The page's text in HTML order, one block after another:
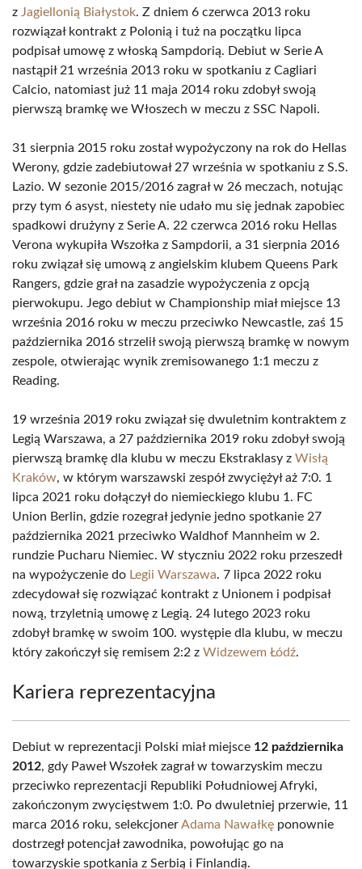
z Jagiellonią Białystok. Z dniem 6 czerwca 2013 roku
rozwiązał kontrakt z Polonią i tuż na początku lipca
podpisał umowę z włoską Sampdorią. Debiut w Serie A
nastąpił 21 września 2013 roku w spotkaniu z Cagliari
Calcio, natomiast już 11 maja 2014 roku zdobył swoją
pierwszą bramkę we Włoszech w meczu z SSC Napoli.
31 sierpnia 2015 roku został wypożyczony na rok do Hellas
Werony, gdzie zadebiutował 27 września w spotkaniu z S.S.
Lazio. W sezonie 2015/2016 zagrał w 26 meczach, notując
przy tym 6 asyst, niestety nie udało mu się jednak zapobiec
spadkowi drużyny z Serie A. 22 czerwca 2016 roku Hellas
Verona wykupiła Wszołka z Sampdorii, a 31 sierpnia 2016
roku związał się umową z angielskim klubem Queens Park
Rangers, gdzie grał na zasadzie wypożyczenia z opcją
pierwokupu. Jego debiut w Championship miał miejsce 13
września 2016 roku w meczu przeciwko Newcastle, zaś 15
października 2016 strzelił swoją pierwszą bramkę w nowym
zespole, otwierając wynik zremisowanego 1:1 meczu z
Reading.
19 września 2019 roku związał się dwuletnim kontraktem z
Legią Warszawa, a 27 października 2019 roku zdobył swoją
pierwszą bramkę dla klubu w meczu Ekstraklasy z Wisłą
Kraków, w którym warszawski zespół zwyciężył aż 7:0. 1
lipca 2021 roku dołączył do niemieckiego klubu 1. FC
Union Berlin, gdzie rozegrał jedynie jedno spotkanie 27
października 2021 przeciwko Waldhof Mannheim w 2.
rundzie Pucharu Niemiec. W styczniu 2022 roku przeszedł
na wypożyczenie do Legii Warszawa. 7 lipca 2022 roku
zdecydował się rozwiązać kontrakt z Unionem i podpisał
nową, trzyletnią umowę z Legią. 24 lutego 2023 roku
zdobył bramkę w swoim 100. występie dla klubu, w meczu
który zakończył się remisem 2:2 z Widzewem Łódź.
Kariera reprezentacyjna
Debiut w reprezentacji Polski miał miejsce 12 października
2012, gdy Paweł Wszołek zagrał w towarzyskim meczu
przeciwko reprezentacji Republiki Południowej Afryki,
zakończonym zwycięstwem 1:0. Po dwuletniej przerwie, 11
marca 2016 roku, selekcjonerAdama Nawałkę ponownie
dostrzegł potencjał zawodnika, powołując go na
towarzyskie spotkania z Serbią i Finlandią.